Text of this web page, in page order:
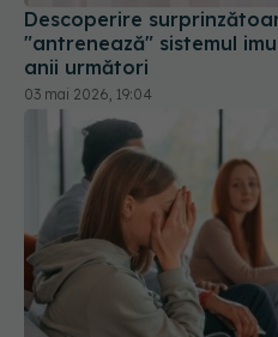
Descoperire
"antrenează" sistemul
anii următori
03 mai 2026, 19:04